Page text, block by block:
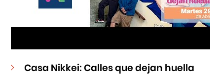
Casa Nikkei: Calles que dejan huella